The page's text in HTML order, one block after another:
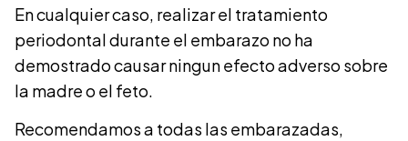
En cualquier caso, realizar el tratamiento
periodontal durante el embarazo no ha
demostrado causar ningun efecto adverso sobre
la madre o el feto.
Recomendamos a todas las embarazadas,